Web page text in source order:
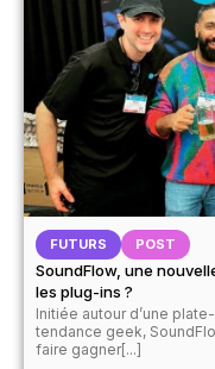
FUTURS POST
SoundFlow, une
les plug-ins ?
Initiée autour d’une
tendance geek,
faire gagner[...]